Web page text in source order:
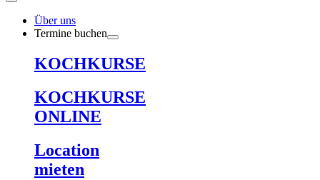
Über uns
Termine buchen
KOCHKURSE
KOCHKURSE
ONLINE
Location
mieten